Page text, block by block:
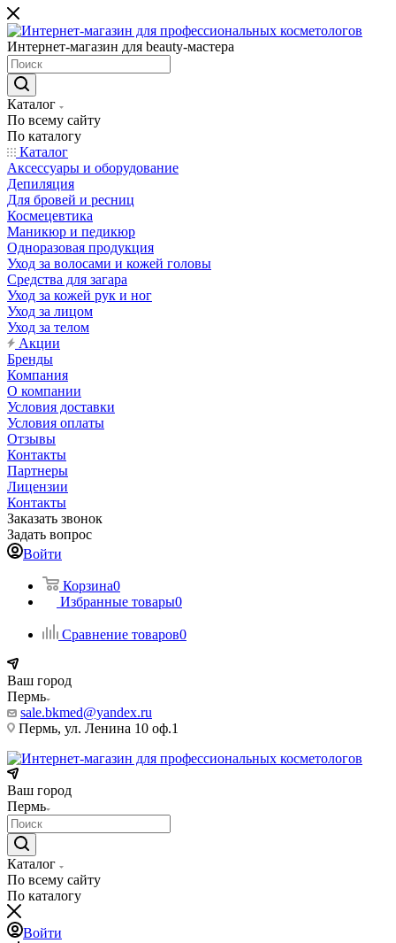
Интернет-магазин для beauty-мастера
Каталог
По всему сайту
По каталогу
Каталог
Аксессуары и оборудование
Депиляция
Для бровей и ресниц
Космецевтика
Маникюр и педикюр
Одноразовая продукция
Уход за волосами и кожей головы
Средства для загара
Уход за кожей рук и ног
Уход за лицом
Уход за телом
Акции
Бренды
Компания
О компании
Условия доставки
Условия оплаты
Отзывы
Контакты
Партнеры
Лицензии
Контакты
Заказать звонок
Задать вопрос
Войти
Корзина0
Избранные товары0
Сравнение товаров0
Ваш город
Пермь
sale.bkmed@yandex.ru
Пермь, ул. Ленина 10 оф.1
Ваш город
Пермь
Каталог
По всему сайту
По каталогу
Войти